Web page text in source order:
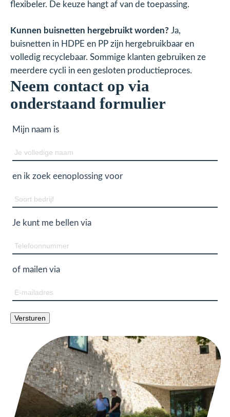
flexibeler. De keuze hangt af van de toepassing.
Kunnen buisnetten hergebruikt worden? Ja,
buisnetten in HDPE en PP zijn hergebruikbaar en
volledig recyclebaar. Sommige klanten gebruiken ze
meerdere cycli in een gesloten productieproces.
Neem contact op via
onderstaand formulier
Mijn naam is
Naam
en ik zoek eenoplossing voor
Soort
bedrijf
Je kunt me bellen via
Telefoon
of mailen via
E-
mailadres
Versturen